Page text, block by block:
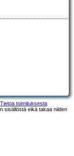
Tietoa toimituksesta
sisällöstä eikä takaa niiden